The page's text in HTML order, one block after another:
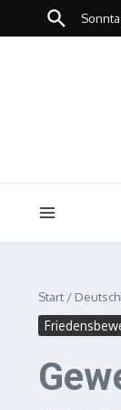
Zum Inhalt springen
Start /